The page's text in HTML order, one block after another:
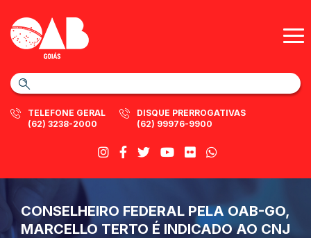
TELEFONE GERAL
(62) 3238-2000
DISQUE PRERROGATIVAS
(62) 99976-9900
CONSELHEIRO FEDERAL PELA OAB-GO,
MARCELLO TERTO É INDICADO AO CNJ